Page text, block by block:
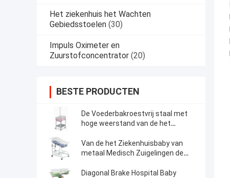
Het ziekenhuis het Wachten
Gebiedsstoelen (30)
Impuls Oximeter en
Zuurstofconcentrator (20)
BESTE PRODUCTEN
De Voederbakroestvrij staal met
hoge weerstand van de het
Matrasziekenhuis van de
Infusietribune de Babybed
Van de het Ziekenhuisbaby van
metaal Medisch Zuigelingen de
Diagonal Brake Hospital Baby